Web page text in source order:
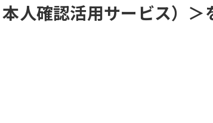
人確認活用サービス）＞